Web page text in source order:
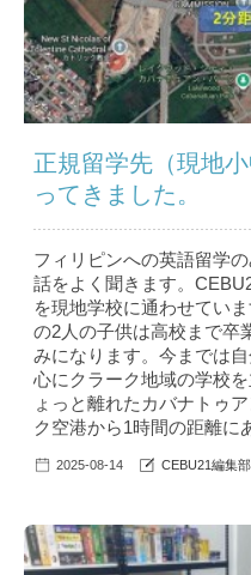
正規留学先（現地
ってきました。
フィリピンへの英語留学
話をよく聞きます。
を現地学校に通わせてい
の2人の子供は高校まで卒
みになります。今までは
心にクラーク地域の学校
ょっと離れたカバナトゥ
ク空港から1時間の距離に
2025-08-14 CEBU21編集部